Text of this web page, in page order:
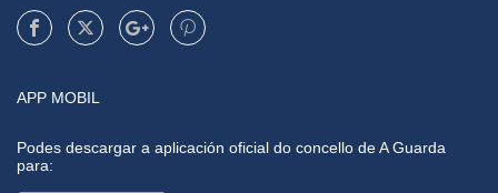
APP MOBIL
Podes descargar a aplicación oficial do concello de A Guarda
para: